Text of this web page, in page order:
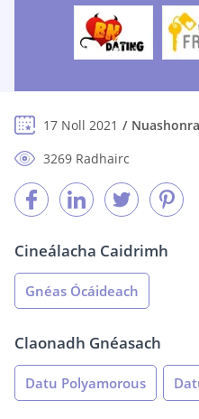
17 Noll 2021
3269 Radhairc
Cineálacha Caidrimh
Gnéas Ócáideach
Claonadh Gnéasach
Datu Polyamorous